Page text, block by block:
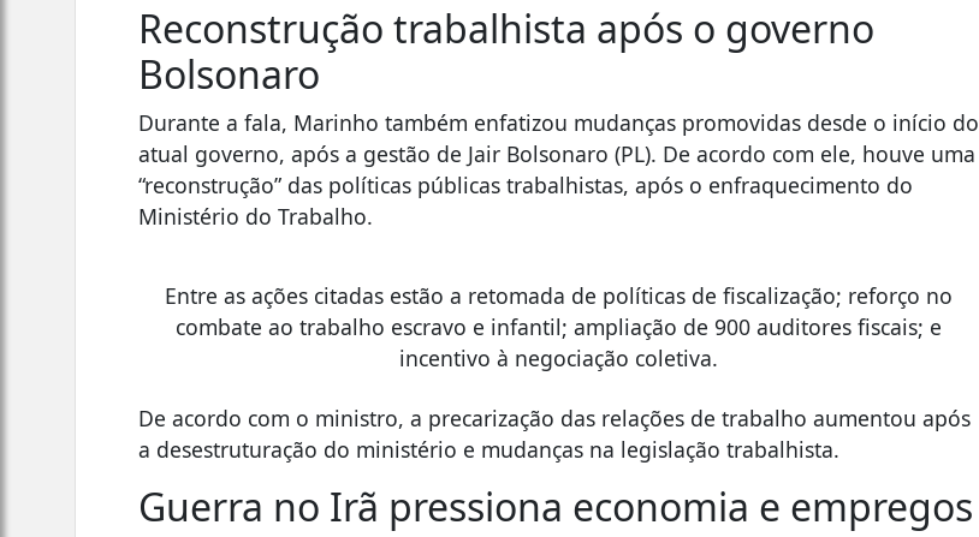
Reconstrução trabalhista após o governo
Bolsonaro
Durante a fala, Marinho também enfatizou mudanças promovidas desde o início do
atual governo, após a gestão de Jair Bolsonaro (PL). De acordo com ele, houve uma
“reconstrução” das políticas públicas trabalhistas, após o enfraquecimento do
Ministério do Trabalho.
Entre as ações citadas estão a retomada de políticas de fiscalização; reforço no
combate ao trabalho escravo e infantil; ampliação de 900 auditores fiscais; e
incentivo à negociação coletiva.
De acordo com o ministro, a precarização das relações de trabalho aumentou após
a desestruturação do ministério e mudanças na legislação trabalhista.
Guerra no Irã pressiona economia e empregos